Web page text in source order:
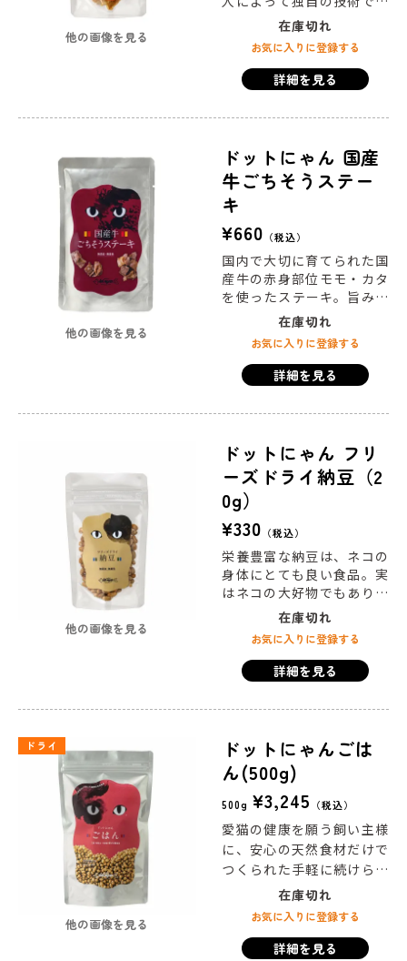
他の画像を見る
寧に薄切りし、じっくり乾
燥。香りが凝縮された歯ざ
わりの良いジャーキーに仕
上げました。
在庫切れ
詳細を見る
お気に入りに登録する
他の画像を見る
ドットにゃん 国産
牛ごちそうステー
キ
¥660 税込
国内で大切に育てられた国
産牛の赤身部位モモ・カタ
を使ったステーキ。旨みと
甘み、栄養と香りをすべて
逃さない独自製法で、余計
なものは一切加えず美味し
く仕上げました。水を加え
ないレトルト加工で、牛肉
お肉が大好きなニャンコに
とっては、瞳が輝くごちそ
うです。
在庫切れ
詳細を見る
お気に入りに登録する
他の画像を見る
ドットにゃん フリ
ーズドライ納豆（2
0g）
¥330 税込
栄養豊富な納豆は、ネコの
身体にとても良い食品。実
はネコの大好物でもありま
す。ドットにゃんでは"生き
た納豆菌"を届けたいという
想いから、良質な納豆をフ
リーズドライ加工しまし
た。サラリとした手触りで
在庫切れ
詳細を見る
お気に入りに登録する
ドライ
他の画像を見る
ドットにゃんごは
ん(500g)
500g ¥3,245 税込
愛猫の健康を願う飼い主様
に、安心の天然食材だけで
つくられた手軽に続けられ
る「総合栄養食」を提供し
たい。 そんな想いから「ド
れました。生産者から直接
在庫切れ
詳細を見る
お気に入りに登録する